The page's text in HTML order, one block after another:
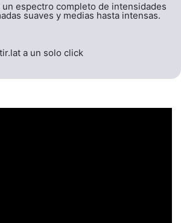
espectro completo de intensidades
suaves y medias hasta intensas.
a un solo click